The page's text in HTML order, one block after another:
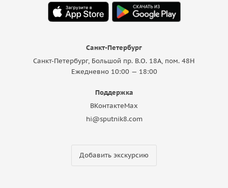
Санкт-Петербург
Санкт-Петербург, Большой пр. В.О. 18A, пом. 48Н
Ежедневно 10:00 — 18:00
Поддержка
ВКонтактеMax
hi@sputnik8.com
Добавить экскурсию